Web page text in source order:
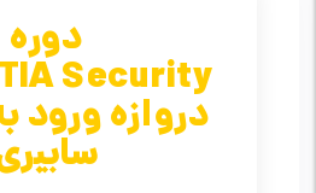
دوره
Security+
دروازه ورود